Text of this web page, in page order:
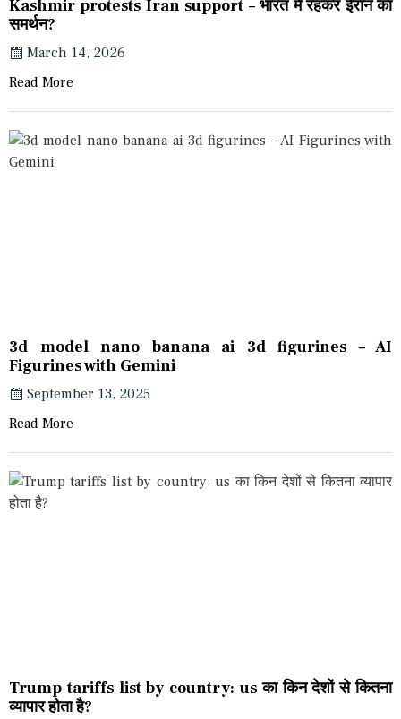
Kashmir protests Iran support – भारत में रहकर ईरान का
समर्थन?
March 14, 2026
Read More
3d model nano banana ai 3d figurines – AI
Figurines with Gemini
September 13, 2025
Read More
Trump tariffs list by country: us का किन देशों से कितना
व्यापार होता है?